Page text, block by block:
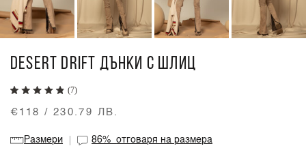
DESERT DRIFT ДЪНКИ С ШЛИЦ
(7)
€118 / 230.79 ЛВ.
Размери 86%отговаря на размера